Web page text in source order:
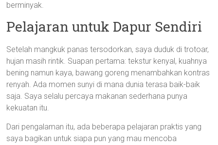
berminyak.
Pelajaran untuk Dapur Sendiri
Setelah mangkuk panas tersodorkan, saya duduk di trotoar,
hujan masih rintik. Suapan pertama: tekstur kenyal, kuahnya
bening namun kaya, bawang goreng menambahkan kontras
renyah. Ada momen sunyi di mana dunia terasa baik-baik
saja. Saya selalu percaya makanan sederhana punya
kekuatan itu.
Dari pengalaman itu, ada beberapa pelajaran praktis yang
saya bagikan untuk siapa pun yang mau mencoba